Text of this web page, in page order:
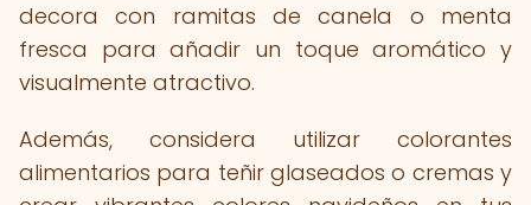
decora con ramitas de canela o menta
fresca para añadir un toque aromático y
visualmente atractivo.
Además, considera utilizar colorantes
alimentarios para teñir glaseados o cremas y